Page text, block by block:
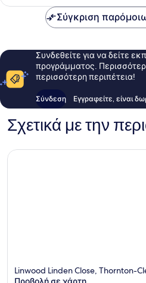
Σύγκριση
Συνδεθείτε για να δείτε
προγράμματος.
περισσότερη περιπέτεια!
Σύνδεση Εγγραφείτε, είναι
Σχετικά με την
Linwood Linden Close, Thornton-